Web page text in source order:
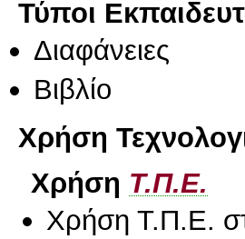
Τύποι
Διαφάνειες
Βιβλίο
Χρήση
Χρήση Τ.Π.Ε.
Χρήση Τ.Π.Ε.